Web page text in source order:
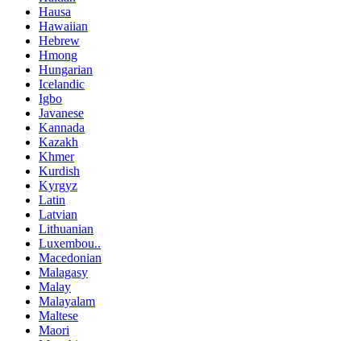
Hausa
Hawaiian
Hebrew
Hmong
Hungarian
Icelandic
Igbo
Javanese
Kannada
Kazakh
Khmer
Kurdish
Kyrgyz
Latin
Latvian
Lithuanian
Luxembou..
Macedonian
Malagasy
Malay
Malayalam
Maltese
Maori